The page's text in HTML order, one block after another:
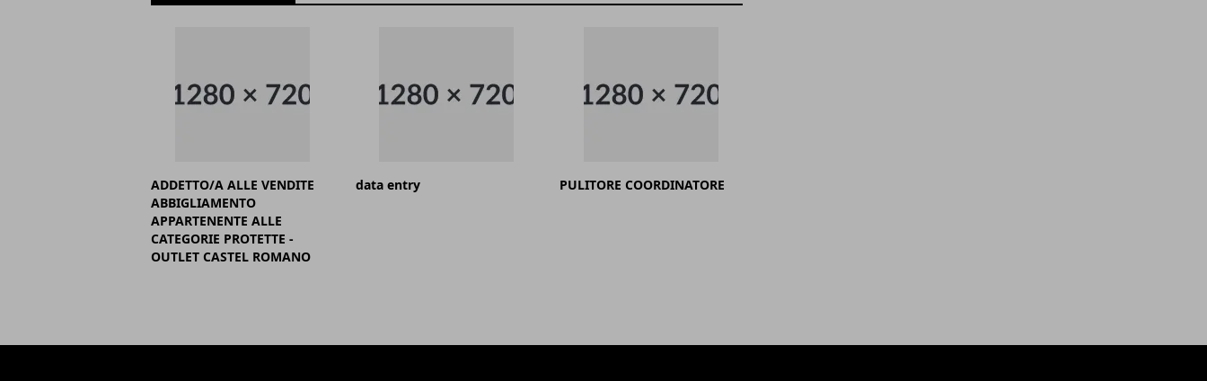
ADDETTO/A ALLE VENDITE
ABBIGLIAMENTO
APPARTENENTE ALLE
CATEGORIE PROTETTE -
OUTLET CASTEL ROMANO
data entry PULITORE COORDINATORE